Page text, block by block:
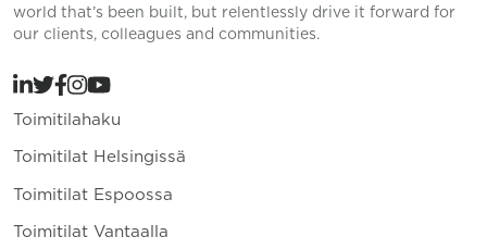
world that’s been built, but relentlessly drive it forward for
our clients, colleagues and communities.
Toimitilahaku
Toimitilat Helsingissä
Toimitilat Espoossa
Toimitilat Vantaalla